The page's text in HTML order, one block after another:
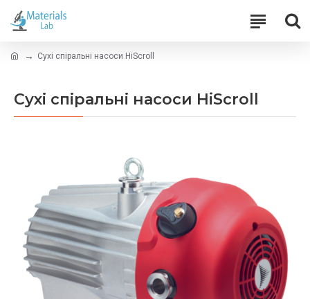
Сухі спіральні насоси HiScroll
Сухі спіральні насоси HiScroll